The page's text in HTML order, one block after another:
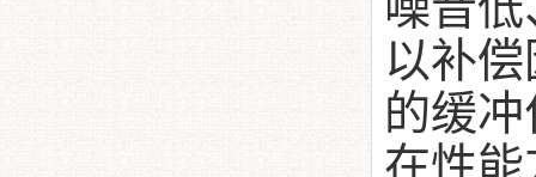
以补
的缓
在性